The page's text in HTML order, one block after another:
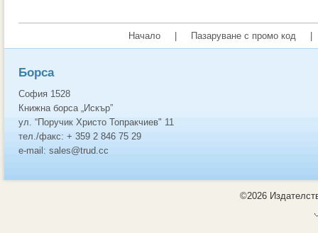
Начало Пазаруване с промо код
Борса
София 1528
Книжна борса „Искър”
ул. “Поручик Христо Топракчиев" 11
тел./факс: + 359 2 846 75 29
e-mail: sales@trud.cc
©2026